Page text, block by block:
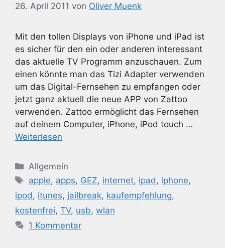
26. April 2011 von Oliver Muenk
Mit den tollen Displays von iPhone und iPad ist
es sicher für den ein oder anderen interessant
das aktuelle TV Programm anzuschauen. Zum
einen könnte man das Tizi Adapter verwenden
um das Digital-Fernsehen zu empfangen oder
jetzt ganz aktuell die neue APP von Zattoo
verwenden. Zattoo ermöglicht das Fernsehen
auf deinem Computer, iPhone, iPod touch …
Weiterlesen
Kategorien
Allgemein
Schlagwörter
apple, apps, GEZ, internet, ipad , iphone,
ipod , itunes, jailbreak, kaufempfehlung,
kostenfrei, TV, usb, wlan
1 Kommentar